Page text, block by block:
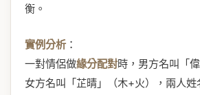
衡。
實例分析 ：
一對情侶做緣分配對時，男方名叫「
女方名叫「芷晴」（木+火），兩人姓